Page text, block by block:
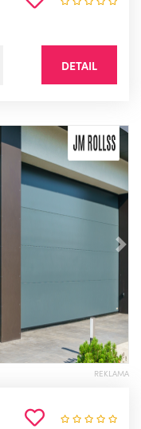
DETAIL
REKLAMA